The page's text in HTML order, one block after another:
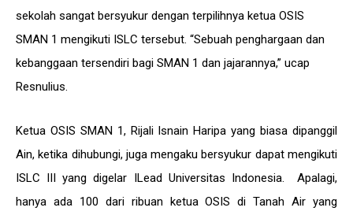
sekolah sangat bersyukur dengan terpilihnya ketua OSIS
SMAN 1 mengikuti ISLC tersebut. “Sebuah penghargaan dan
kebanggaan tersendiri bagi SMAN 1 dan jajarannya,” ucap
Resnulius.
Ketua OSIS SMAN 1, Rijali Isnain Haripa yang biasa dipanggil
Ain, ketika dihubungi, juga mengaku bersyukur dapat mengikuti
ISLC III yang digelar ILead Universitas Indonesia. Apalagi,
hanya ada 100 dari ribuan ketua OSIS di Tanah Air yang